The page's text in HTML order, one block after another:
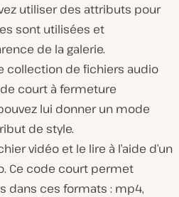
utiliser des attributs pour
sont utilisées et
de la galerie.
collection de fichiers audio
court à fermeture
lui donner un mode
de style.
vidéo et le lire à l’aide d’un
Ce code court permet
dans ces formats : mp4,